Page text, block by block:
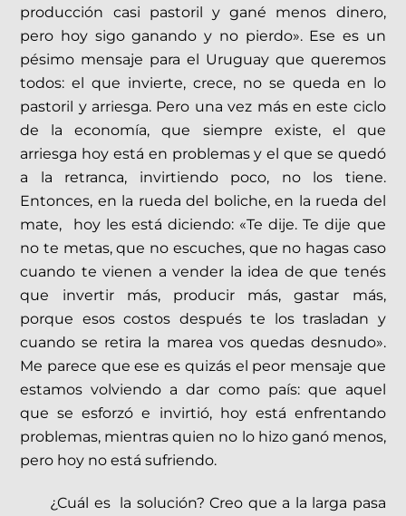
producción casi pastoril y gané menos dinero,
pero hoy sigo ganando y no pierdo». Ese es un
pésimo mensaje para el Uruguay que queremos
todos: el que invierte, crece, no se queda en lo
pastoril y arriesga. Pero una vez más en este ciclo
de la economía, que siempre existe, el que
arriesga hoy está en problemas y el que se quedó
a la retranca, invirtiendo poco, no los tiene.
Entonces, en la rueda del boliche, en la rueda del
mate, hoy les está diciendo: «Te dije. Te dije que
no te metas, que no escuches, que no hagas caso
cuando te vienen a vender la idea de que tenés
que invertir más, producir más, gastar más,
porque esos costos después te los trasladan y
cuando se retira la marea vos quedas desnudo».
Me parece que ese es quizás el peor mensaje que
estamos volviendo a dar como país: que aquel
que se esforzó e invirtió, hoy está enfrentando
problemas, mientras quien no lo hizo ganó menos,
pero hoy no está sufriendo.
¿Cuál es la solución? Creo que a la larga pasa